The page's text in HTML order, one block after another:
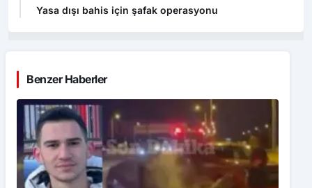
Yasa dışı bahis için şafak operasyonu
Benzer Haberler